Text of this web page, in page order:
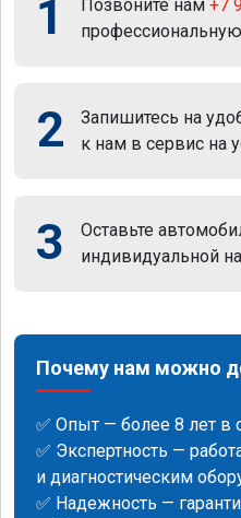
1 Позвоните нам +7
2
Запишитесь на
к нам в сервис на
3
Оставьте
индивидуальной
Почему нам можно
✅ Опыт — более 8 лет в
✅ Экспертность —
и диагностическим
✅ Надежность —